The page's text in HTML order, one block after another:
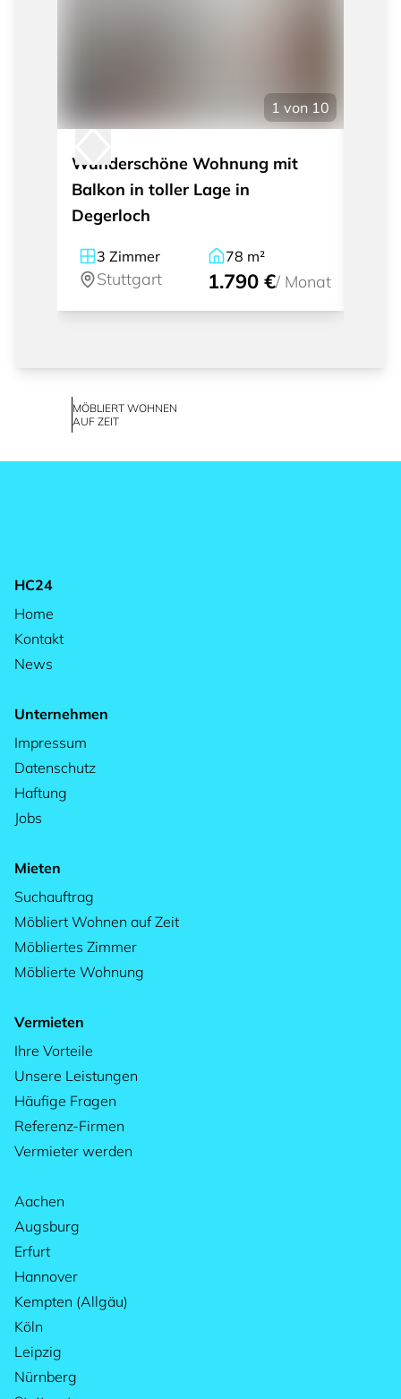
1 von 10
Wunderschöne Wohnung mit
Balkon in toller Lage in
Degerloch
3 Zimmer
Stuttgart
78 m²
1.790 €/ Monat
MÖBLIERT WOHNEN
AUF ZEIT
HC24
Home
Kontakt
News
Unternehmen
Impressum
Datenschutz
Haftung
Jobs
Mieten
Suchauftrag
Möbliert Wohnen auf Zeit
Möbliertes Zimmer
Möblierte Wohnung
Vermieten
Ihre Vorteile
Unsere Leistungen
Häufige Fragen
Referenz-Firmen
Vermieter werden
Aachen
Augsburg
Erfurt
Hannover
Kempten (Allgäu)
Köln
Leipzig
Nürnberg